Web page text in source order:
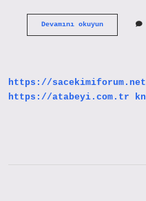
Devamını okuyunMiyan
https://sacekimiforum.net
https://atabeyi.com.tr